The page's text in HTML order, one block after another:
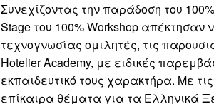
Συνεχίζοντας την παράδοση του
Stage του 100% Workshop
τεχνογνωσίας ομιλητές, τις
Hotelier Academy, με ειδικές
εκπαιδευτικό τους χαρακτήρα. Με
επίκαιρα θέματα για τα Ελληνικά